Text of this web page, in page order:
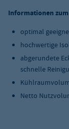
Informationen
optimal
hochwertige
abgerundete
schnelle
Netto